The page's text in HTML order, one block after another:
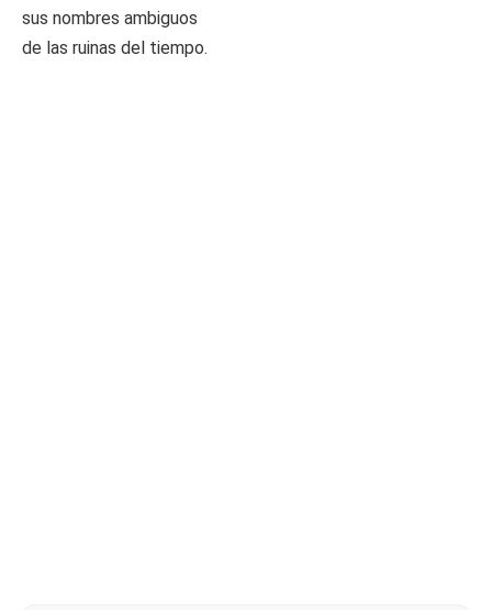
sus nombres ambiguos
de las ruinas del tiempo.